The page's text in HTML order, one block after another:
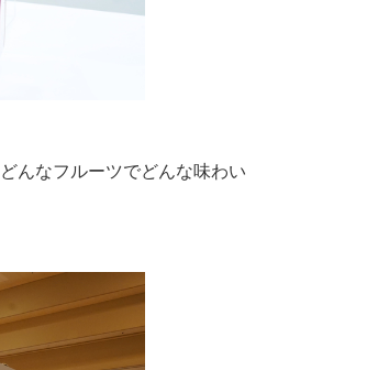
んなフルーツでどんな味わい